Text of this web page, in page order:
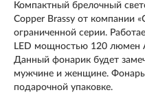
Компактный брелочный
Copper Brassy от компании
ограниченной серии.
LED мощностью 120 люмен
Данный фонарик будет
мужчине и женщине.
подарочной упаковке.